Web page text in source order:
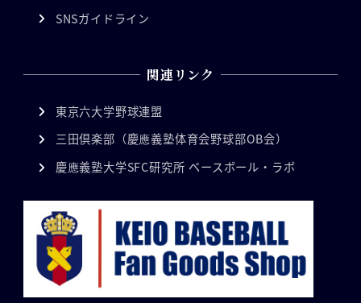
SNSガイドライン
関連リンク
東京六大学野球連盟
三田倶楽部（慶應義塾体育会野球部OB会）
慶應義塾大学SFC研究所 ベースボール・ラボ